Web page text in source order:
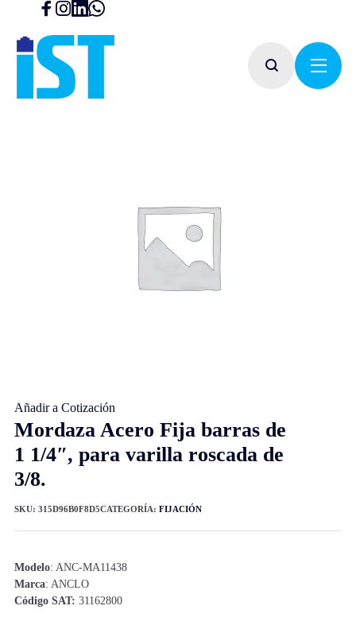
Mordaza Acero Fija barras de
1 1/4″, para varilla roscada de
3/8.
Modelo: ANC-MA11438
Marca: ANCLO
Código SAT: 31162800
Añadir a Cotización
SKU: 315D96B0F8D5CATEGORÍA: FIJACIÓN